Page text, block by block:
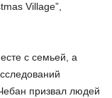
Village”,
с семьей, а
призвал людей